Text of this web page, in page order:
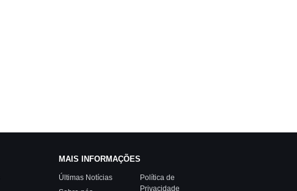
MAIS INFORMAÇÕES
Últimas Notícias
Política de
Privacidade